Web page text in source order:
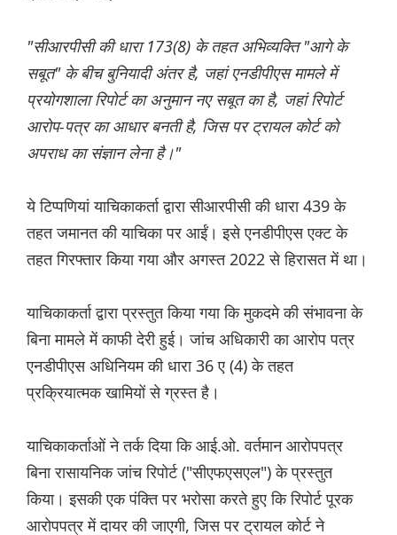
"सीआरपीसी की धारा 173(8) के तहत अभिव्यक्ति "आगे के
सबूत" के बीच बुनियादी अंतर है, जहां एनडीपीएस मामले में
प्रयोगशाला रिपोर्ट का अनुमान नए सबूत का है, जहां रिपोर्ट
आरोप-पत्र का आधार बनती है, जिस पर ट्रायल कोर्ट को
अपराध का संज्ञान लेना है।"
ये टिप्पणियां याचिकाकर्ता द्वारा सीआरपीसी की धारा 439 के
तहत जमानत की याचिका पर आईं। इसे एनडीपीएस एक्ट के
तहत गिरफ्तार किया गया और अगस्त 2022 से हिरासत में था।
याचिकाकर्ता द्वारा प्रस्तुत किया गया कि मुकदमे की संभावना के
बिना मामले में काफी देरी हुई। जांच अधिकारी का आरोप पत्र
एनडीपीएस अधिनियम की धारा 36 ए (4) के तहत
प्रक्रियात्मक खामियों से ग्रस्त है।
याचिकाकर्ताओं ने तर्क दिया कि आई.ओ. वर्तमान आरोपपत्र
बिना रासायनिक जांच रिपोर्ट ("सीएफएसएल") के प्रस्तुत
किया। इसकी एक पंक्ति पर भरोसा करते हुए कि रिपोर्ट पूरक
आरोपपत्र में दायर की जाएगी, जिस पर ट्रायल कोर्ट ने